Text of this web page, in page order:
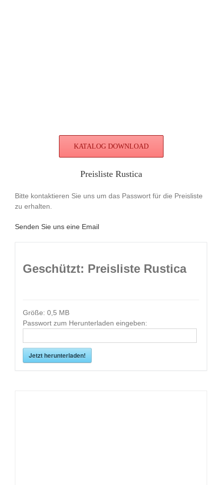
KATALOG DOWNLOAD
Preisliste Rustica
Bitte kontaktieren Sie uns um das Passwort für die Preisliste
zu erhalten.
Senden Sie uns eine Email
Geschützt: Preisliste Rustica
Größe: 0,5 MB
Passwort zum Herunterladen eingeben:
Jetzt herunterladen!